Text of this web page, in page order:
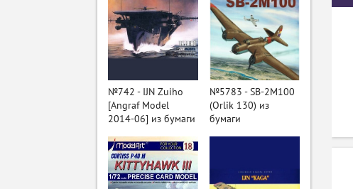
№742 - IJN Zuiho
[Angraf Model
2014-06] из бумаги
№5783 - SB-2M100
(Orlik 130) из
бумаги